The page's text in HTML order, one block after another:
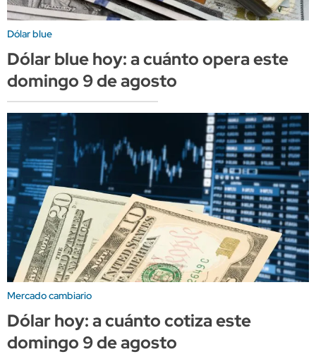
Dólar blue
Dólar blue hoy: a cuánto opera este
domingo 9 de agosto
Mercado cambiario
Dólar hoy: a cuánto cotiza este
domingo 9 de agosto